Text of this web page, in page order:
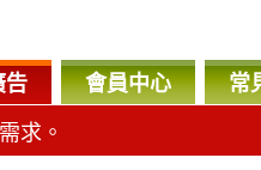
告 會員中心 常
求。